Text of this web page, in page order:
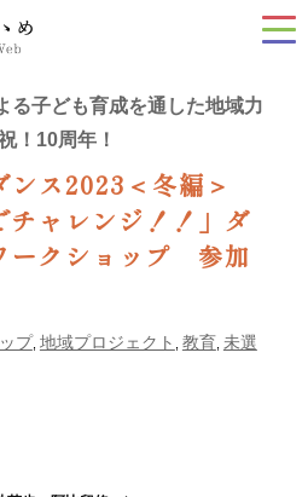
る子ども育成を通した地域力
！10周年！
ンス2023＜冬編＞
チャレンジ！！」ダ
ークショップ 参加
プ 地域プロジェクト 教育 未選